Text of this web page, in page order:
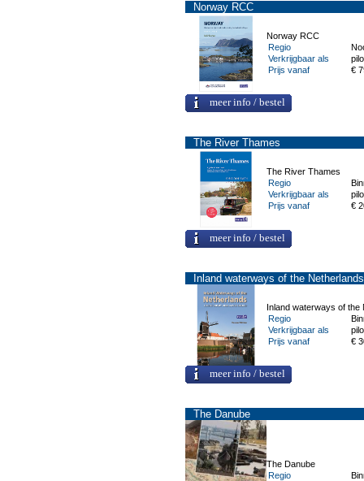
Norway RCC
Norway RCC
Regio
Verkrijgbaar als
Prijs vanaf
€
meer info / bestel
The River Thames
The River Thames
Regio
Verkrijgbaar als
Prijs vanaf
€
meer info / bestel
Inland waterways of the Netherlands
Inland waterways of the
Regio
Verkrijgbaar als
Prijs vanaf
€
meer info / bestel
The Danube
The Danube
Regio